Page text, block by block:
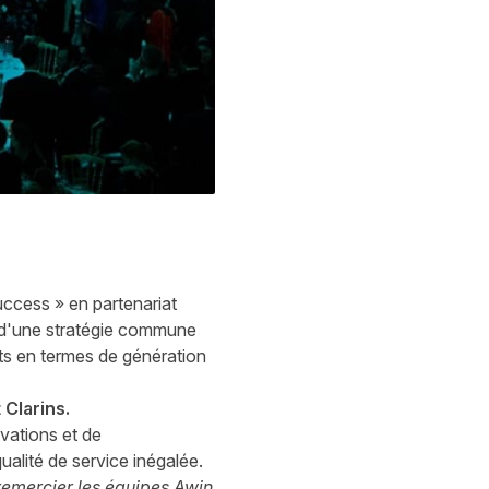
» en partenariat
stratégie commune
en termes de génération
et de
de service inégalée.